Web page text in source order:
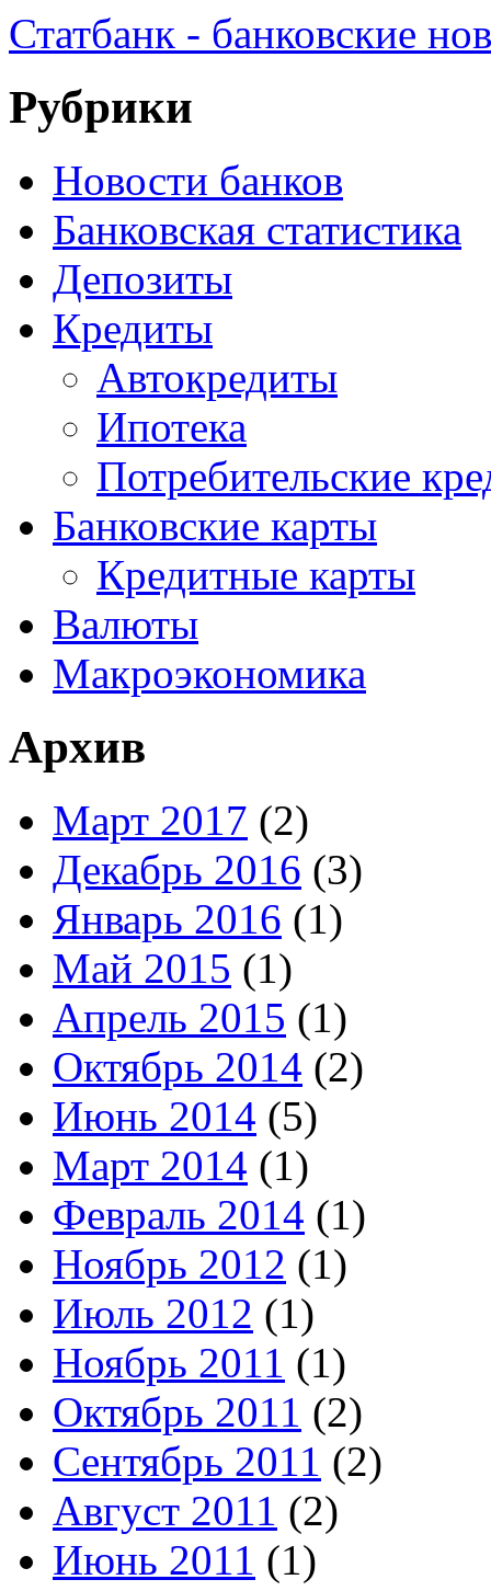
Статбанк - банковские
Рубрики
Новости банков
Банковская статистика
Депозиты
Кредиты
Автокредиты
Ипотека
Потребительские
Банковские карты
Кредитные карты
Валюты
Макроэкономика
Архив
Март 2017 (2)
Декабрь 2016 (3)
Январь 2016 (1)
Май 2015 (1)
Апрель 2015 (1)
Октябрь 2014 (2)
Июнь 2014 (5)
Март 2014 (1)
Февраль 2014 (1)
Ноябрь 2012 (1)
Июль 2012 (1)
Ноябрь 2011 (1)
Октябрь 2011 (2)
Сентябрь 2011 (2)
Август 2011 (2)
Июнь 2011 (1)